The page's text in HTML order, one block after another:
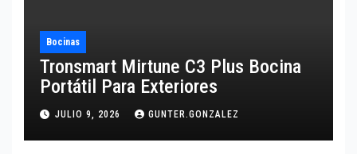
Bocinas
Tronsmart Mirtune C3 Plus Bocina
Portátil Para Exteriores
JULIO 9, 2026 GUNTER.GONZALEZ